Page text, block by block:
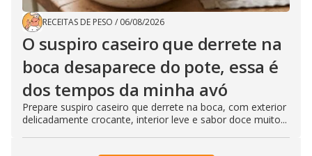
RECEITAS DE PESO / 06/08/2026
O suspiro caseiro que derrete na
boca desaparece do pote, essa é
dos tempos da minha avó
Prepare suspiro caseiro que derrete na boca, com exterior
delicadamente crocante, interior leve e sabor doce muito...